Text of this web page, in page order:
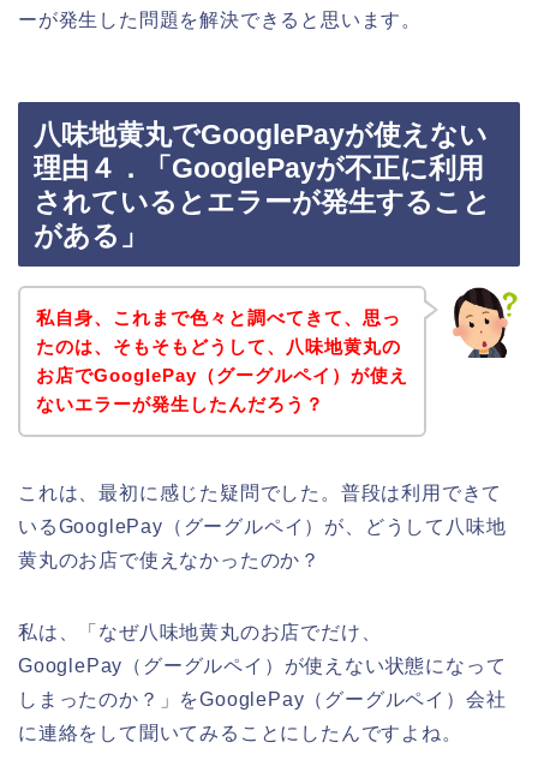
ーが発生した問題を解決できると思います。
八味地黄丸でGooglePayが使えない
理由４．「GooglePayが不正に利用
されているとエラーが発生すること
がある」
私自身、これまで色々と調べてきて、思っ
たのは、そもそもどうして、八味地黄丸の
お店でGooglePay（グーグルペイ）が使え
ないエラーが発生したんだろう？
これは、最初に感じた疑問でした。普段は利用できて
いるGooglePay（グーグルペイ）が、どうして八味地
黄丸のお店で使えなかったのか？
私は、「なぜ八味地黄丸のお店でだけ、
GooglePay（グーグルペイ）が使えない状態になって
しまったのか？」をGooglePay（グーグルペイ）会社
に連絡をして聞いてみることにしたんですよね。